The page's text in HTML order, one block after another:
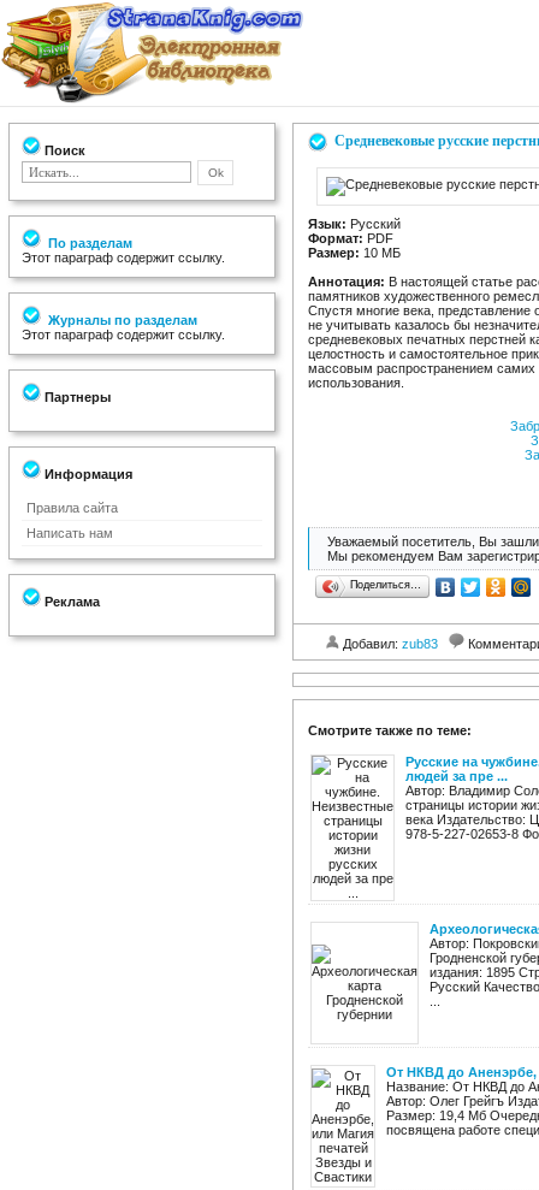
Поиск
По разделам
Этот параграф содержит ссылку.
Журналы по разделам
Этот параграф содержит ссылку.
Партнеры
Информация
Правила сайта
Написать нам
Реклама
Средневековые русские
Язык: Русский
Формат: PDF
Размер: 10 МБ
Aннотация: В настоящей статье
памятников художественного
Спустя многие века,
не учитывать казалось бы
средневековых печатных перстней
целостность и самостоятельное
массовым распространением самих
использования.
Уважаемый посетитель, Вы зашли
Мы рекомендуем Вам
Поделиться…
Добавил: zub83
Смотрите также по теме:
Русские на
людей за пре ...
Автор: Владимир
страницы истории
века Издательство:
978-5-227-02653-8
Автор:
Гродненской
издания: 1895
Русский
От НКВД до Аненэрбе,
Название: От НКВД до
Автор: Олег Грейгъ
Размер: 19,4 Мб
посвящена работе